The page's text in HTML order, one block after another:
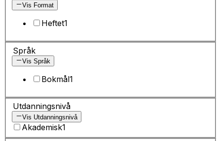
Vis Format
Heftet1
Språk
Vis Språk
Bokmål1
Utdanningsnivå
Vis Utdanningsnivå
Akademisk1